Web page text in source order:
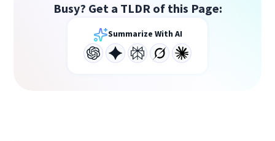
Busy? Get a TLDR of this Page:
Summarize With AI